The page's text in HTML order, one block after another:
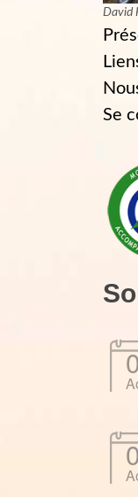
David
Se